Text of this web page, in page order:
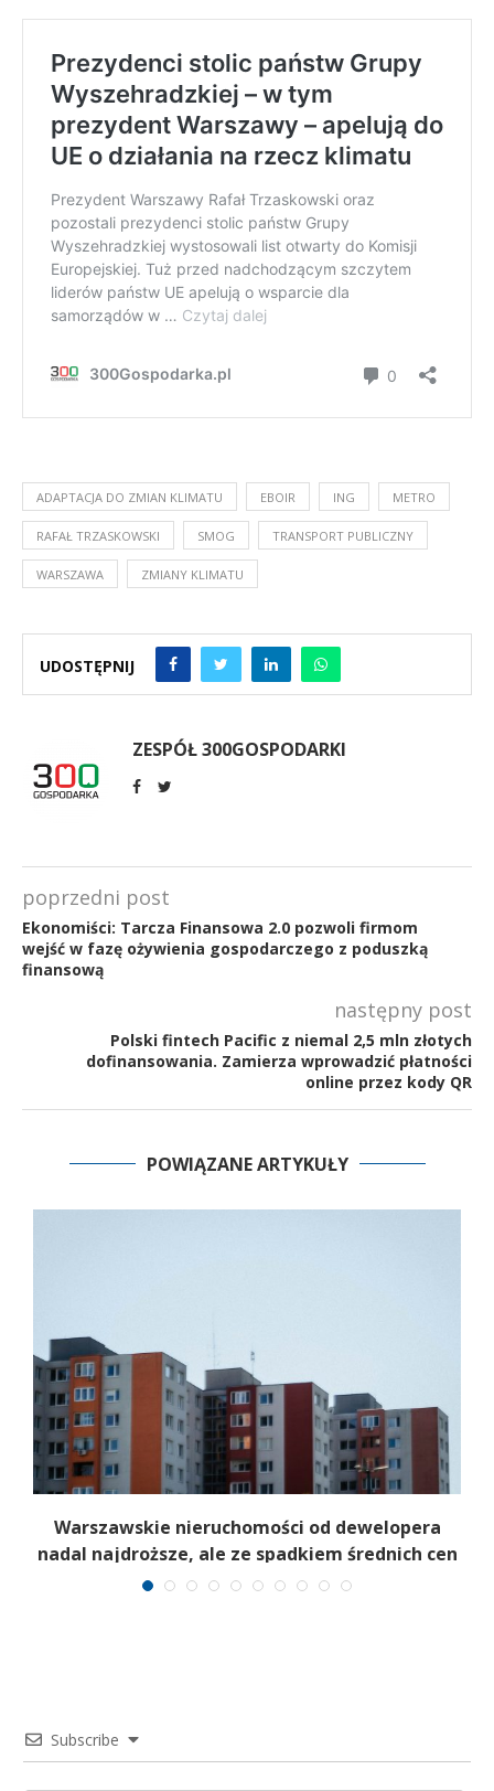
ADAPTACJA DO ZMIAN KLIMATU EBOIR ING METRO
RAFAŁ TRZASKOWSKI SMOG TRANSPORT PUBLICZNY
WARSZAWA ZMIANY KLIMATU
UDOSTĘPNIJ
ZESPÓŁ 300GOSPODARKI
poprzedni post
Ekonomiści: Tarcza Finansowa 2.0 pozwoli firmom
wejść w fazę ożywienia gospodarczego z poduszką
finansową
następny post
Polski fintech Pacific z niemal 2,5 mln złotych
dofinansowania. Zamierza wprowadzić płatności
online przez kody QR
POWIĄZANE ARTYKUŁY
Warszawskie nieruchomości od dewelopera
nadal najdroższe, ale ze spadkiem średnich cen
Subscribe